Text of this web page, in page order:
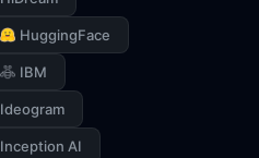
HuggingFace
IBM
Ideogram
Inception AI